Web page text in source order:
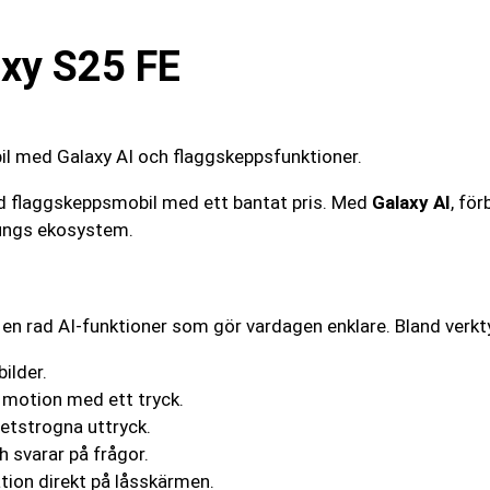
S25 FE
flaggskeppsmobil med ett bantat pris. Med Galaxy AI,
ekosystem.
rad AI-funktioner som gör vardagen enklare. Bland
med ett tryck.
uttryck.
svarar på frågor.
direkt på låsskärmen.